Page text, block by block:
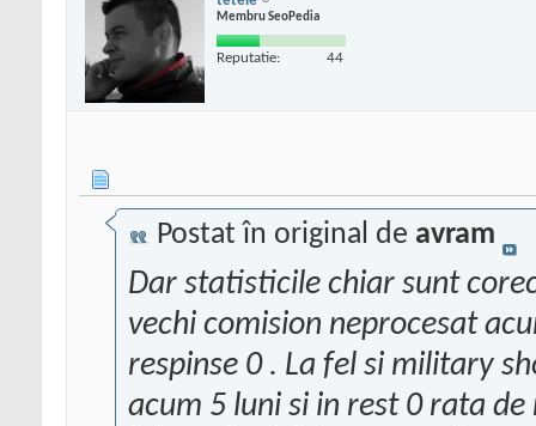
Membru SeoPedia
Reputatie: 44
Postat în original de avram
Dar statisticile chiar sunt
vechi comision neprocesat
respinse 0 . La fel si military
acum 5 luni si in rest 0 rata